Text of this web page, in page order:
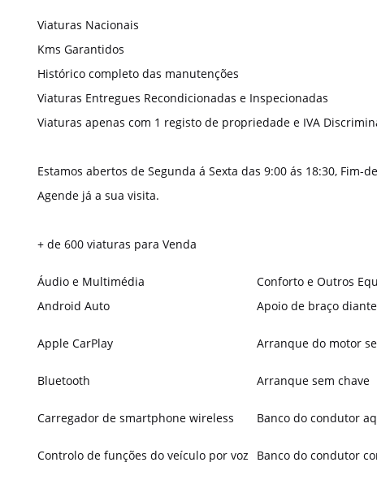
Viaturas Nacionais
Kms Garantidos
Histórico completo das manutenções
Viaturas Entregues Recondicionadas e Inspecionadas
Viaturas apenas com 1 registo de propriedade e IVA
Estamos abertos de Segunda á Sexta das 9:00 ás 18:30, Fim-
Agende já a sua visita.
+ de 600 viaturas para Venda
Áudio e Multimédia
Android Auto
Apple CarPlay
Bluetooth
Carregador de smartphone wireless
Controlo de funções do veículo por voz
Conforto e Outros
Apoio de braço
Arranque do motor
Arranque sem chave
Banco do condutor
Banco do condutor